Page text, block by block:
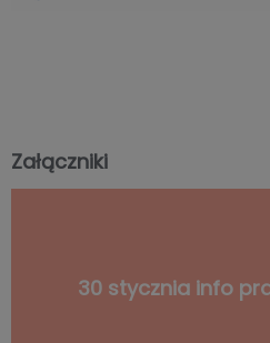
Załączniki
30 stycznia info